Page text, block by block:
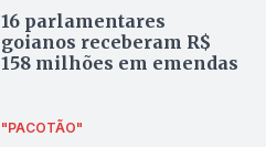
16 parlamentares
goianos receberam R$
158 milhões em emendas
"PACOTÃO"